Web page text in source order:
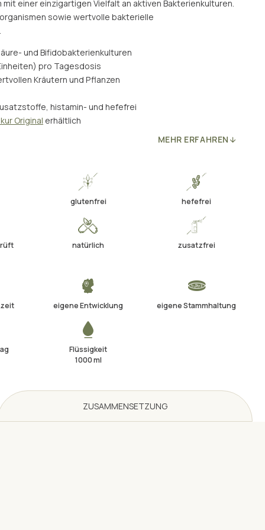
mit einer einzigartigen Vielfalt an aktiven Bakterienkulturen.
sowie wertvolle bakterielle
und Bifidobakterienkulturen
pro Tagesdosis
Kräutern und Pflanzen
histamin- und hefefrei
Original erhältlich
MEHR ERFAHREN
glutenfrei hefefrei
natürlich zusatzfrei
eigene Entwicklung eigene Stammhaltung
Flüssigkeit
1000 ml
ZUSAMMENSETZUNG